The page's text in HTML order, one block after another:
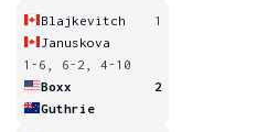
Blajkevitch
1
Januskova
1-6, 6-2, 4-10
Boxx
2
Guthrie